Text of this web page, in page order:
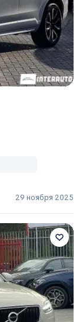
29 ноября 2025